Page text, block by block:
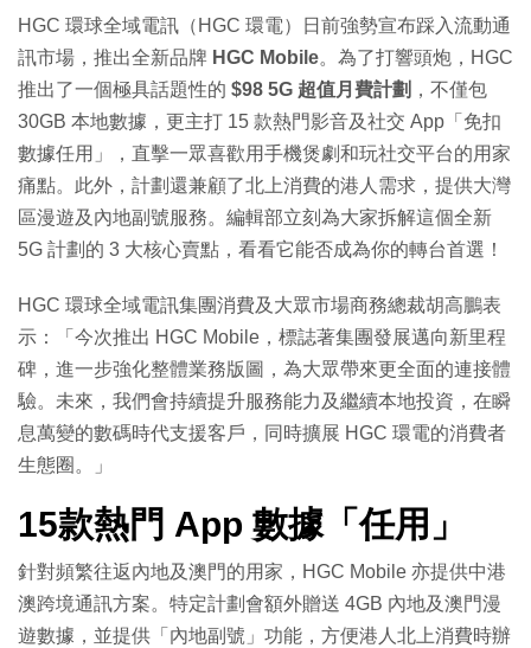
HGC 環球全域電訊（HGC 環電）日前強勢宣布踩入流動通
訊市場，推出全新品牌 HGC Mobile。為了打響頭炮，HGC
推出了一個極具話題性的 $98 5G 超值月費計劃 ，不僅包
30GB 本地數據，更主打 15 款熱門影音及社交 App「免扣
數據任用」，直擊一眾喜歡用手機煲劇和玩社交平台的用家
痛點。此外，計劃還兼顧了北上消費的港人需求，提供大灣
區漫遊及內地副號服務。編輯部立刻為大家拆解這個全新
5G 計劃的 3 大核心賣點，看看它能否成為你的轉台首選！
HGC 環球全域電訊集團消費及大眾市場商務總裁胡高鵬表
示：「今次推出 HGC Mobile，標誌著集團發展邁向新里程
碑，進一步強化整體業務版圖，為大眾帶來更全面的連接體
驗。未來，我們會持續提升服務能力及繼續本地投資，在瞬
息萬變的數碼時代支援客戶，同時擴展 HGC 環電的消費者
生態圈。」
15款熱門 App 數據「任用」
針對頻繁往返內地及澳門的用家，HGC Mobile 亦提供中港
澳跨境通訊方案。特定計劃會額外贈送 4GB 內地及澳門漫
遊數據，並提供「內地副號」功能，方便港人北上消費時辦